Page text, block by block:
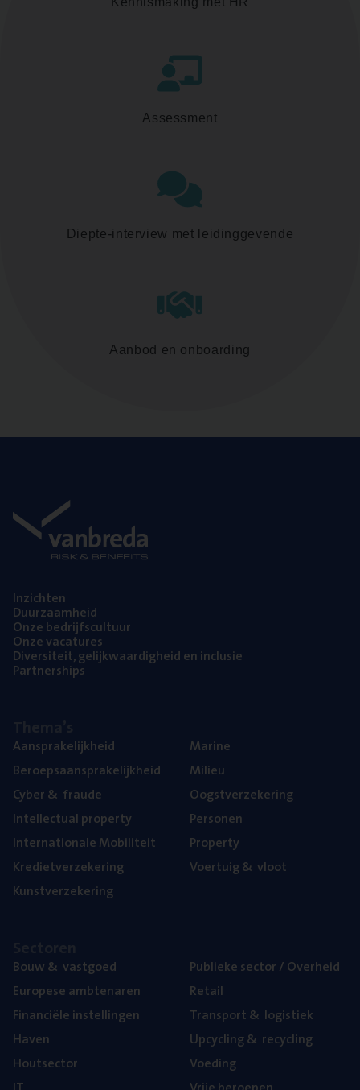
Assessment
Diepte-interview met leidinggevende
Aanbod en onboarding
Inzich­ten
Duur­zaam­heid
Onze bedrijfs­cul­tuur
Onze vaca­tu­res
Diver­si­teit, gelijk­waar­dig­heid en inclusie
Part­ner­ships
Aan­spra­ke­lijk­heid
Beroeps­aan­spra­ke­lijk­heid
Cyber& fraude
Intel­lec­tu­al property
Inter­na­ti­o­na­le Mobiliteit
Kre­diet­ver­ze­ke­ring
Kunst­ver­ze­ke­ring
Mari­ne
Mili­eu
Oogst­ver­ze­ke­ring
Per­so­nen
Pro­per­ty
Voer­tuig& vloot
Bouw& vastgoed
Euro­pe­se ambtenaren
Finan­ci­ë­le instellingen
Haven
Hout­sec­tor
Publie­ke sec­tor / Overheid
Retail
Trans­port& logistiek
Upcy­cling& recycling
Voe­ding